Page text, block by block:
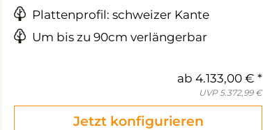
Plattenprofil: schweizer Kante
Um bis zu 90cm verlängerbar
ab 4.133,00 €
UVP 5.372,99 €
Jetzt konfigurieren